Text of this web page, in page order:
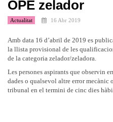
OPE zelador
Actualitat 16 Abr 2019
Amb data 16 d’abril de 2019 es
la llista provisional de les
de la categoria zelador/zeladora.
Les persones aspirants que observin
dades o qualsevol altre error
tribunal en el termini de cinc dies